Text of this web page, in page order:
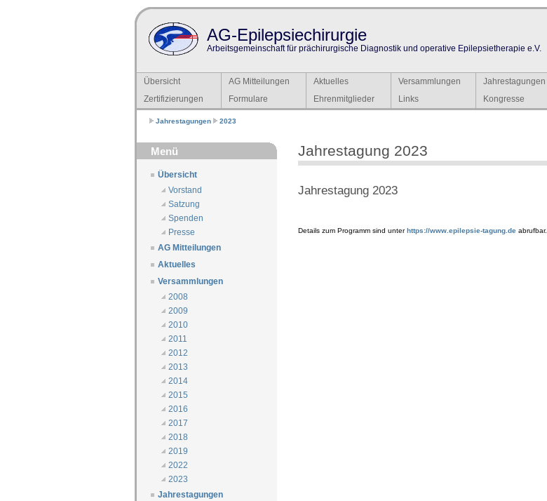
AG-Epilepsiechirurgie
Arbeitsgemeinschaft für prächirurgische Diagnostik und operative Epilepsietherapie e.V.
Übersicht AG Mitteilungen Aktuelles Versammlungen Jahrestagungen
Zertifizierungen
Formulare Ehrenmitglieder Links Kongresse
Jahrestagungen 2023
Menü
Übersicht
Vorstand
Satzung
Spenden
Presse
AG Mitteilungen
Aktuelles
Versammlungen
2008
2009
2010
2011
2012
2013
2014
2015
2016
2017
2018
2019
2022
2023
Jahrestagungen
Jahrestagung 2023
Jahrestagung 2023
Details zum Programm sind unterhttps://www.epilepsie-tagung.de abrufbar.